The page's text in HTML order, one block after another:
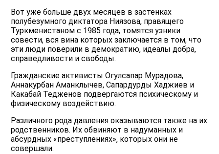
Вот уже больше двух месяцев в застенках
полубезумного диктатора Ниязова, правящего
Туркменистаном с 1985 года, томятся узники
совести, вся вина которых заключается в том, что
эти люди поверили в демократию, идеалы добра,
справедливости и свободы.
Гражданские активисты Огулсапар Мурадова,
Аннакурбан Аманклычев, Сапардурды Хаджиев и
Какабай Тедженов подвергаются психическому и
физическому воздействию.
Различного рода давления оказываются также на их
родственников. Их обвиняют в надуманных и
абсурдных «преступлениях», которых они не
совершали.